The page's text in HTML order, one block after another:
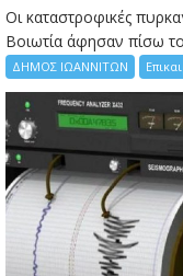
Οι καταστροφικές
Bοιωτία άφησαν πίσω
ΔΗΜΟΣ ΙΩΑΝΝΙΤΩΝ